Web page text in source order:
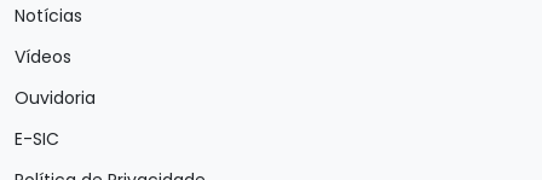
Notícias
Vídeos
Ouvidoria
E-SIC